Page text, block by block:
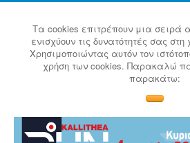
Τα cookies επιτρέπουν μια σειρά
ενισχύουν τις δυνατότητές σας στη
Χρησιμοποιώντας αυτόν τον
χρήση των cookies. Παρακαλώ
παρακάτω: